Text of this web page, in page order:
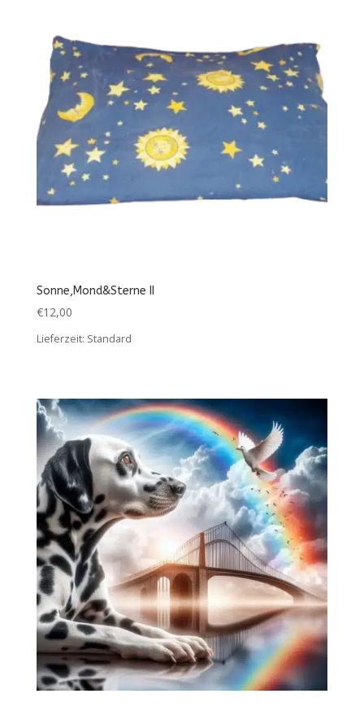
Sonne,Mond&Sterne II
€12,00
Lieferzeit: Standard